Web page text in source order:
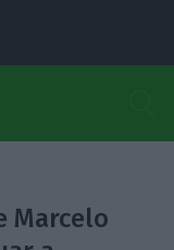
Marcelo